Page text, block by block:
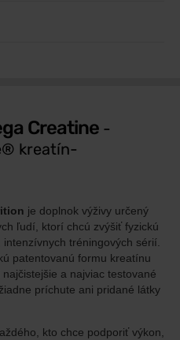
Creatine -
kreatín-
je doplnok výživy určený
ľudí, ktorí chcú zvýšiť fyzickú
tréningových sérií.
patentovanú formu kreatínu
a najviac testované
príchute ani pridané látky
kto chce podporiť výkon,